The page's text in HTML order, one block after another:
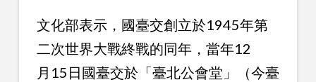
文化部表示，國臺交創立於1945年第
二次世界大戰終戰的同年，當年12
月15日國臺交於「臺北公會堂」（今臺